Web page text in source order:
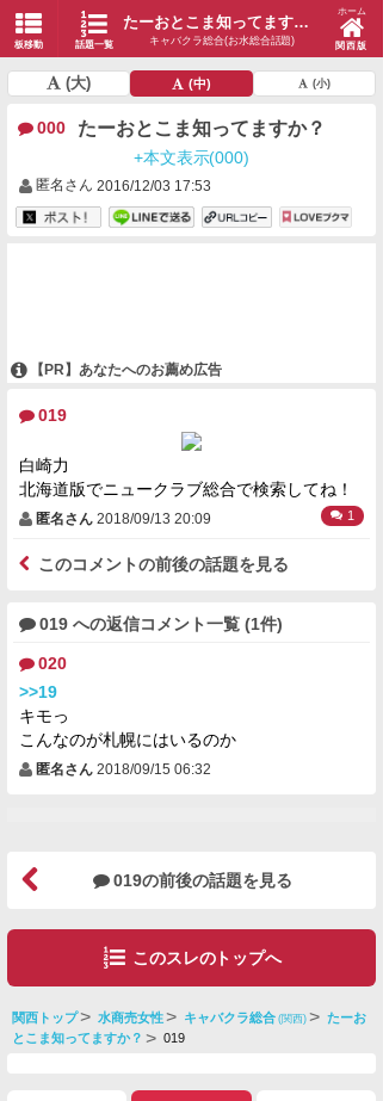
板移動 話題一覧
たーおとこま知ってますか？
キャバクラ総合(お水総合話題)
ホーム
関西版
(大) (中) (小)
000 たーおとこま知ってますか？
+本文表示(000)
匿名さん 2016/12/03 17:53
【PR】あなたへのお薦め広告
019
白崎力
北海道版でニュークラブ総合で検索してね！
匿名さん 2018/09/13 20:09 1
このコメントの前後の話題を見る
019 への返信コメント一覧 (1件)
020
>>19
キモっ
こんなのが札幌にはいるのか
匿名さん 2018/09/15 06:32
019の前後の話題を見る
このスレのトップへ
関西トップ 水商売女性 キャバクラ総合 (関西) たーお
とこま知ってますか？ 019